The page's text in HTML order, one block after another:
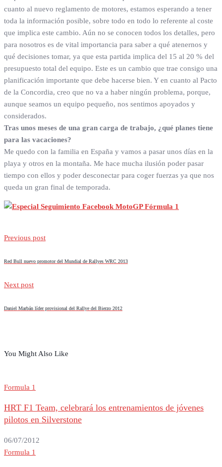
cuanto al nuevo reglamento de motores, estamos esperando a tener
toda la información posible, sobre todo en todo lo referente al coste
que implica este cambio. Aún no se conocen todos los detalles, pero
para nosotros es de vital importancia para saber a qué atenernos y
qué decisiones tomar, ya que esta partida implica del 15 al 20 % del
presupuesto total del equipo. Este es un cambio que trae consigo una
planificación importante que debe hacerse bien. Y en cuanto al Pacto
de la Concordia, creo que no va a haber ningún problema, porque,
aunque seamos un equipo pequeño, nos sentimos apoyados y
considerados.
Tras unos meses de una gran carga de trabajo, ¿qué planes tiene
para las vacaciones?
Me quedo con la familia en España y vamos a pasar unos días en la
playa y otros en la montaña. Me hace mucha ilusión poder pasar
tiempo con ellos y poder desconectar para coger fuerzas ya que nos
queda un gran final de temporada.
Previous post
Red Bull nuevo promotor del Mundial de Rallyes WRC 2013
Next post
Daniel Marbán líder provisional del Rallye del Bierzo 2012
You Might Also Like
Formula 1
HRT F1 Team, celebrará los entrenamientos de jóvenes
pilotos en Silverstone
06/07/2012
Formula 1